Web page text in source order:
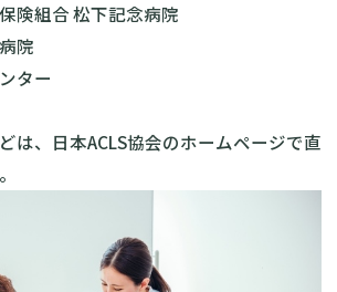
険組合 松下記念病院
院
ター
は、 日本ACLS協会のホームページで直